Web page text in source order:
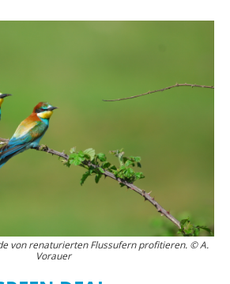
von renaturierten Flussufern profitieren. © A.
Vorauer